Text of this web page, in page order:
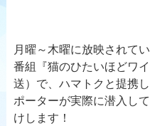
月曜～木曜に放映されて
番組『猫のひたいほどワ
送）で、ハマトクと提携
ポーターが実際に潜入し
けします！